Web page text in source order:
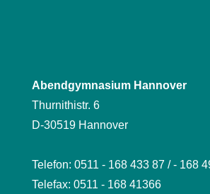
Abendgymnasium Hannover
Thurnithistr. 6
D-30519 Hannover
Telefon: 0511 - 168 433 87 / - 168
Telefax: 0511 - 168 41366